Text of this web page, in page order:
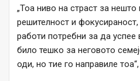
„Тоа ниво на страст за нешто
решителност и
работи потребни за да
било тешко за неговото
оди, но тие го направиле